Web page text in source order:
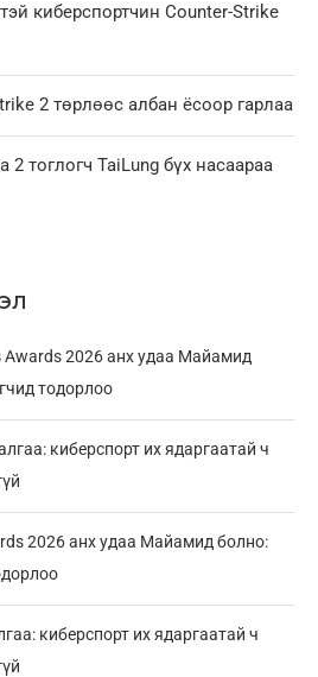
киберспортчин Counter-Strike
2 төрлөөс албан ёсоор гарлаа
2 тоглогч TaiLung бүх насаараа
Awards 2026 анх удаа Майамид
тодорлоо
киберспорт их ядаргаатай ч
2026 анх удаа Майамид болно:
киберспорт их ядаргаатай ч